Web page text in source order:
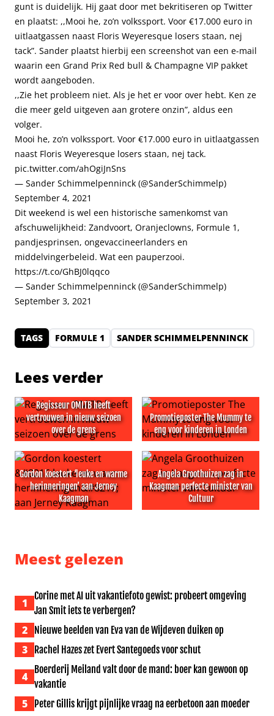
gunt is duidelijk. Hij gaat door met bekritiseren op Twitter
en plaatst: ,,Mooi he, zo’n volkssport. Voor €17.000 euro in
uitlaatgassen naast Floris Weyeresque losers staan, nej
tack”. Sander plaatst hierbij een screenshot van een e-mail
waarin een Grand Prix Red bull & Champagne VIP pakket
wordt aangeboden.
,,Zie het probleem niet. Als je het er voor over hebt. Ken ze
die meer geld uitgeven aan grotere onzin”, aldus een
volger.
Mooi he, zo’n volkssport. Voor €17.000 euro in uitlaatgassen
naast Floris Weyeresque losers staan, nej tack.
pic.twitter.com/ahOgiJnSns
— Sander Schimmelpenninck (@SanderSchimmelp)
September 4, 2021
Dit weekend is wel een historische samenkomst van
afschuwelijkheid: Zandvoort, Oranjeclowns, Formule 1,
pandjesprinsen, ongevaccineerlanders en
middelvingerbeleid. Wat een pauperzooi.
https://t.co/GhBJ0lqqco
— Sander Schimmelpenninck (@SanderSchimmelp)
September 3, 2021
TAGS FORMULE 1 SANDER SCHIMMELPENNINCK
Lees verder
Regisseur OMITB heeft
vertrouwen in nieuw seizoen
over de grens
Regisseur OMITB heeft vertrouwen in nieuw seizoen
Promotieposter The Mummy te
eng voor kinderen in Londen
Promotieposter The
Gordon koestert ‘leuke en warme
herinneringen’ aan Jerney
Kaagman
Angela Groothuizen zag in
Kaagman perfecte minister van
Cultuur
Meest gelezen
1
Corine met AI uit vakantiefoto gewist: probeert omgeving
Jan Smit iets te verbergen?
2 Nieuwe beelden van Eva van de Wijdeven duiken op
3 Rachel Hazes zet Evert Santegoeds voor schut
4
Boerderij Meiland valt door de mand: boer kan gewoon op
vakantie
5 Peter Gillis krijgt pijnlijke vraag na eerbetoon aan moeder